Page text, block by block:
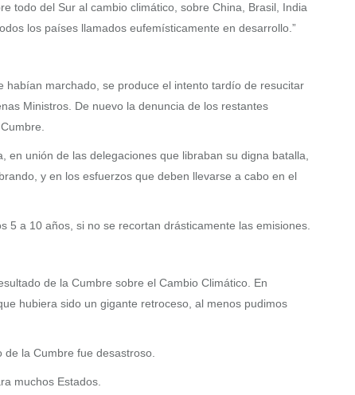
todo del Sur al cambio climático, sobre China, Brasil, India
los países llamados eufemísticamente en desarrollo.”
marchado, se produce el intento tardío de resucitar
Ministros. De nuevo la denuncia de los restantes
unión de las delegaciones que libraban su digna batalla,
y en los esfuerzos que deben llevarse a cabo en el
a 10 años, si no se recortan drásticamente las emisiones.
de la Cumbre sobre el Cambio Climático. En
hubiera sido un gigante retroceso, al menos pudimos
la Cumbre fue desastroso.
muchos Estados.